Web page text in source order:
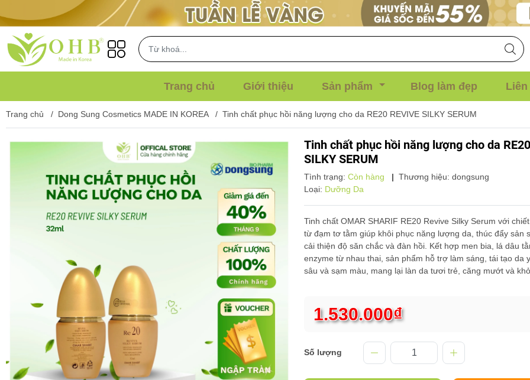
Trang chủ Giới thiệu Sản phẩm Blog làm đẹp Liên
Trang chủ / Dong Sung Cosmetics MADE IN KOREA / Tinh chất phục hồi năng lượng cho da RE20 REVIVE SILKY SERUM
Tinh chất phục hồi năng lượng cho da
SILKY SERUM
Tình trạng: Còn hàng | Thương hiệu: dongsung
Loại: Dưỡng Da
Tinh chất OMAR SHARIF RE20 Revive Silky Serum với
từ đạm tơ tằm giúp khôi phục năng lượng da, thúc đẩy sản
cải thiện độ săn chắc và đàn hồi. Kết hợp men bia, lá dâu
enzyme từ nhau thai, sản phẩm hỗ trợ làm sáng, tái tạo da
sâu và sạm màu, mang lại làn da tươi trẻ, căng mướt và
1.530.000₫
Số lượng